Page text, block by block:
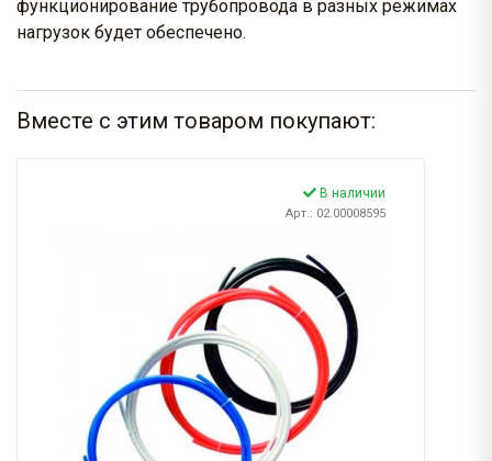
функционирование трубопровода в разных режимах
нагрузок будет обеспечено.
Вместе с этим товаром покупают:
В наличии
Арт.: 02.00008595